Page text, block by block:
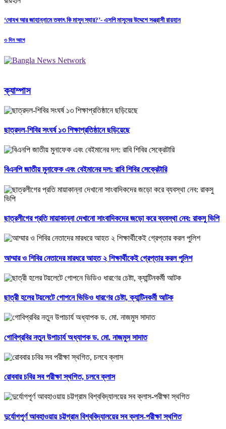
‘দোযখ আর জাহান্নামে তফাৎ কি মাসুদ স্যার?’- এসপি মাসুদের উদ্দেশে সন্ত্রাসী রায়হান
৩ দিন আগে
ক্যাম্পাস
ছাত্রদল-শিবির সংঘর্ষ ১৩ শিক্ষাপ্রতিষ্ঠানে ছড়িয়েছে
বিএনপি জাতীয় মুনাফেক এবং বেইমানের দল: রাবি শিবির সেক্রেটারি
ছাত্রলীগের প্রতি মায়াকান্না দেখানো সাংবাদিকদের জড়ো করে ব্যবস্থা নেব: রাকসু ভিপি
আম্মার ও শিবির নেতাদের মারধরে আহত ২ শিক্ষার্থীকেই গ্রেপ্তার করল পুলিশ
ছাত্রী হলের টয়লেটে গোপনে ভিডিও ধারণের চেষ্টা, ক্যান্টিনকর্মী আটক
গোবিপ্রবির নতুন উপাচার্য অধ্যাপক ড. মো. নাজমুস সাদাত
রোববার চবির সব পরীক্ষা স্থগিত, চলবে ক্লাস
দুর্যোগপূর্ণ আবহাওয়ায় চট্টগ্রাম বিশ্ববিদ্যালয়ের সব ক্লাস-পরীক্ষা স্থগিত